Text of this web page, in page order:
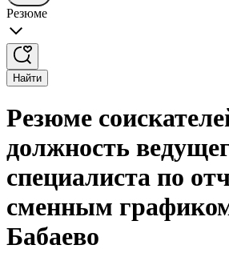
Резюме
Найти
Резюме
должность
специалиста по
сменным
Бабаево